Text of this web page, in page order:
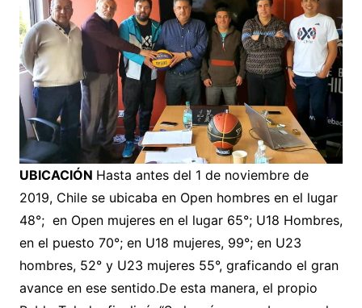
UBICACIÓN Hasta antes del 1 de noviembre de
2019, Chile se ubicaba en Open hombres en el lugar
48°; en Open mujeres en el lugar 65°; U18 Hombres,
en el puesto 70°; en U18 mujeres, 99°; en U23
hombres, 52° y U23 mujeres 55°, graficando el gran
avance en ese sentido.De esta manera, el propio